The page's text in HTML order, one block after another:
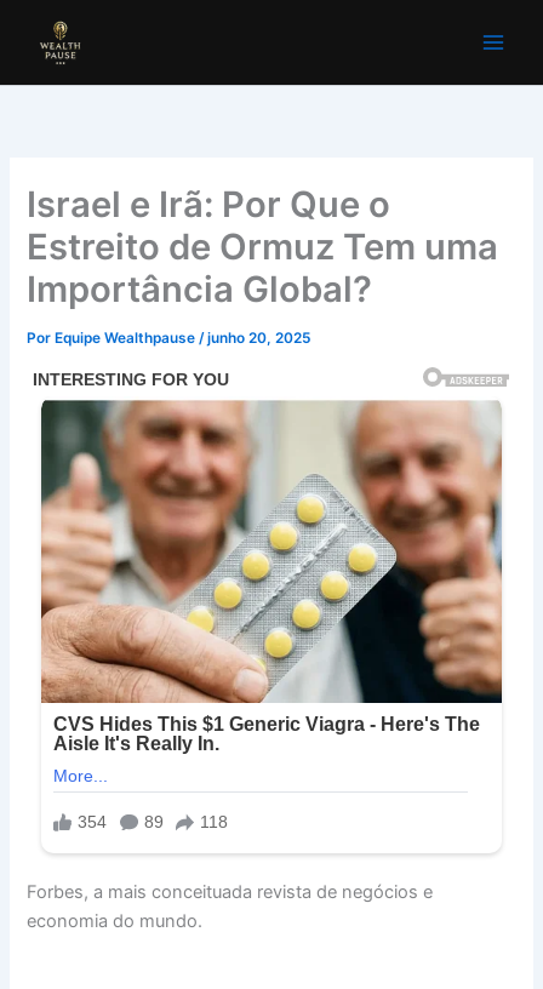
Israel e Irã: Por Que o
Estreito de Ormuz Tem uma
Importância Global?
Por Equipe Wealthpause/junho 20, 2025
Forbes, a mais conceituada revista de negócios e
economia do mundo.